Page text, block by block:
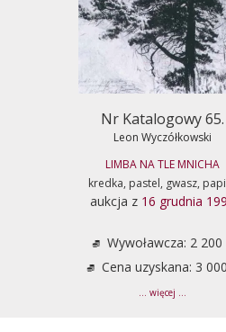
Nr Katalogowy 65.
Leon Wyczółkowski
LIMBA NA TLE MNICHA
kredka, pastel, gwasz,
aukcja z 16 grudnia
Wywoławcza: 2 200
Cena uzyskana: 3
... więcej ...